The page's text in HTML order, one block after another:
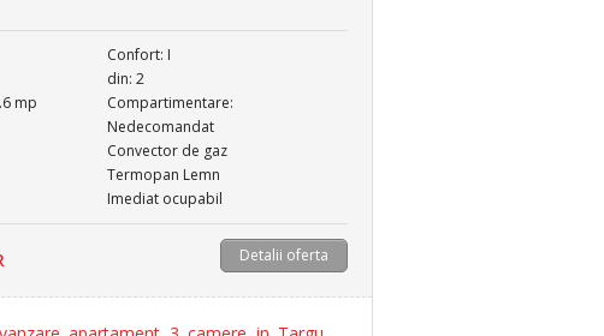
Confort: I
din: 2
mp
Compartimentare:
Nedecomandat
Convector de gaz
Termopan Lemn
Imediat ocupabil
Detalii oferta